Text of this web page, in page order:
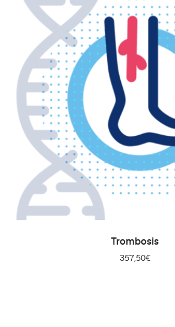
AÑADIR AL CARRITO
Trombosis
357,50€